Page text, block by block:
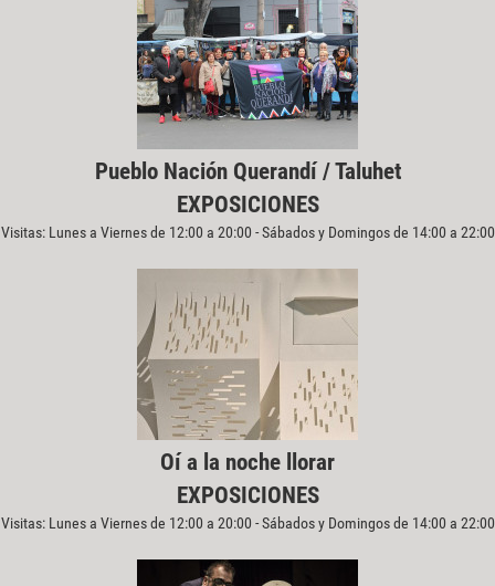
Pueblo Nación Querandí / Taluhet
EXPOSICIONES
Visitas: Lunes a Viernes de 12:00 a 20:00 - Sábados y Domingos de 14:00 a 22:00
Oí a la noche llorar
EXPOSICIONES
Visitas: Lunes a Viernes de 12:00 a 20:00 - Sábados y Domingos de 14:00 a 22:00